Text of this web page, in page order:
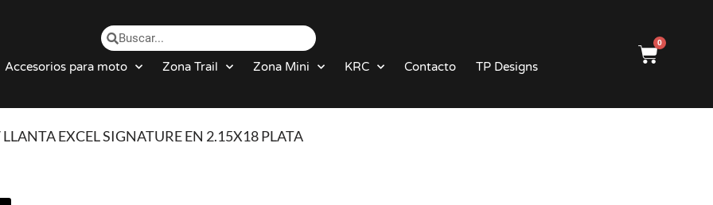
Accesorios para moto Zona Trail Zona Mini KRC Contacto TP Designs
0
EXCEL SIGNATURE EN 2.15X18 PLATA